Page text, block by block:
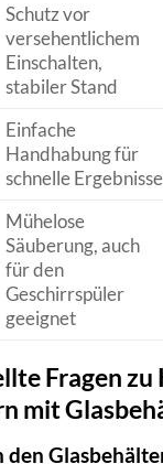
Schutz vor
versehentlichem
Einschalten,
stabiler Stand
Einfache
Handhabung für
schnelle Ergebnisse
Mühelose
Säuberung, auch
für den
Geschirrspüler
geeignet
Fragen
mit